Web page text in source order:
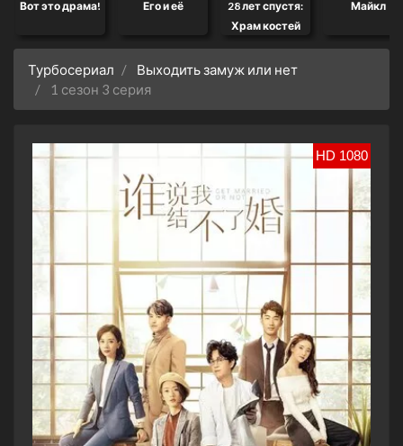
Вот это драма! Его и её
28 лет спустя:
Храм костей
Майкл
Турбосериал
Выходить замуж или нет
1 сезон 3 серия
HD 1080